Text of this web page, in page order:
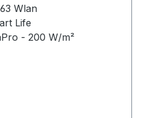
Wlan
Life
- 200 W/m²